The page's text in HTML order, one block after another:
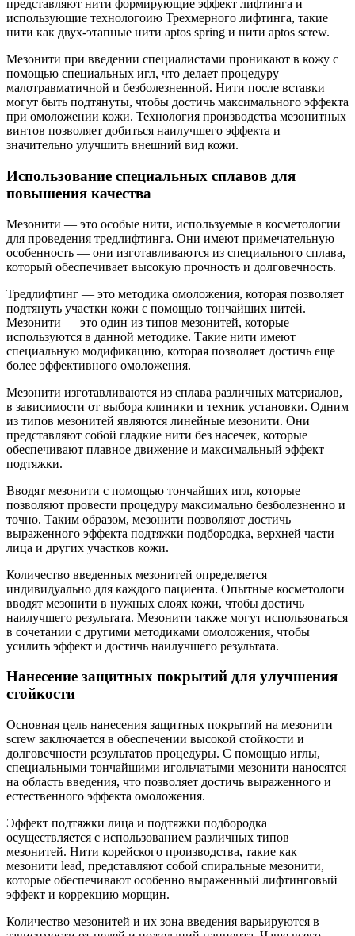
представляют нити формирующие эффект лифтинга и
использующие технологоию Трехмерного лифтинга, такие
нити как двух-этапные нити aptos spring и нити aptos screw.
Мезонити при введении специалистами проникают в кожу с
помощью специальных игл, что делает процедуру
малотравматичной и безболезненной. Нити после вставки
могут быть подтянуты, чтобы достичь максимального эффекта
при омоложении кожи. Технология производства мезонитных
винтов позволяет добиться наилучшего эффекта и
значительно улучшить внешний вид кожи.
Использование специальных сплавов для
повышения качества
Мезонити — это особые нити, используемые в косметологии
для проведения тредлифтинга. Они имеют примечательную
особенность — они изготавливаются из специального сплава,
который обеспечивает высокую прочность и долговечность.
Тредлифтинг — это методика омоложения, которая позволяет
подтянуть участки кожи с помощью тончайших нитей.
Мезонити — это один из типов мезонитей, которые
используются в данной методике. Такие нити имеют
специальную модификацию, которая позволяет достичь еще
более эффективного омоложения.
Мезонити изготавливаются из сплава различных материалов,
в зависимости от выбора клиники и техник установки. Одним
из типов мезонитей являются линейные мезонити. Они
представляют собой гладкие нити без насечек, которые
обеспечивают плавное движение и максимальный эффект
подтяжки.
Вводят мезонити с помощью тончайших игл, которые
позволяют провести процедуру максимально безболезненно и
точно. Таким образом, мезонити позволяют достичь
выраженного эффекта подтяжки подбородка, верхней части
лица и других участков кожи.
Количество введенных мезонитей определяется
индивидуально для каждого пациента. Опытные косметологи
вводят мезонити в нужных слоях кожи, чтобы достичь
наилучшего результата. Мезонити также могут использоваться
в сочетании с другими методиками омоложения, чтобы
усилить эффект и достичь наилучшего результата.
Нанесение защитных покрытий для улучшения
стойкости
Основная цель нанесения защитных покрытий на мезонити
screw заключается в обеспечении высокой стойкости и
долговечности результатов процедуры. С помощью иглы,
специальными тончайшими игольчатыми мезонити наносятся
на область введения, что позволяет достичь выраженного и
естественного эффекта омоложения.
Эффект подтяжки лица и подтяжки подбородка
осуществляется с использованием различных типов
мезонитей. Нити корейского производства, такие как
мезонити lead, представляют собой спиральные мезонити,
которые обеспечивают особенно выраженный лифтинговый
эффект и коррекцию морщин.
Количество мезонитей и их зона введения варьируются в